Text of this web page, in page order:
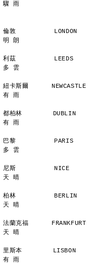
驟 雨
倫敦          LONDON
明 朗
利茲          LEEDS
多 雲
紐卡斯爾
有 雨
都柏林
有 雨
巴黎          PARIS
多 雲
尼斯          NICE
天 晴
柏林          BERLIN
天 晴
法蘭克福
天 晴
里斯本        LISBON
有 雨